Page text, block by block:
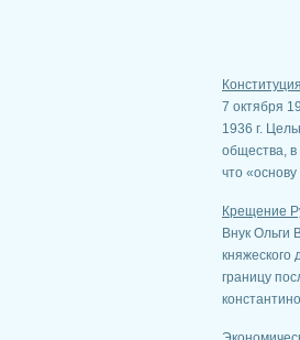
7 октября
1936 г.
общества, в
что
Крещение
Внук Ольги
княжеского
границу